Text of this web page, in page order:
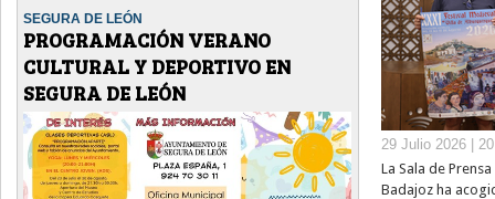
SEGURA DE LEÓN
PROGRAMACIÓN VERANO
CULTURAL Y DEPORTIVO EN
SEGURA DE LEÓN
29 Julio 2026 |
La Sala de
Badajoz ha